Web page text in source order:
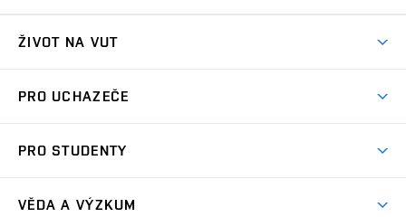
ŽIVOT NA VUT
Koleje
Sport na VUT
PRO UCHAZEČE
Dny otevřených dveří
PRO STUDENTY
VĚDA A VÝZKUM